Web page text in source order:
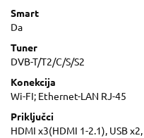
Smart
Da
Tuner
DVB-T/T2/C/S/S2
Konekcija
Wi-FI; Ethernet-LAN RJ-45
Priključci
HDMI x3(HDMI 1-2.1), USB